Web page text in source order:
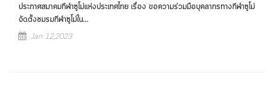
ประกาศสมาคมกีฬาซูโม่แห่งประเทศไทย เรื่อง ขอความร่วมมือบุคลากรทางกีฬาซูโม่
จัดตั้งชมรมกีฬาซูโม่ใน...
Jan 12,2023